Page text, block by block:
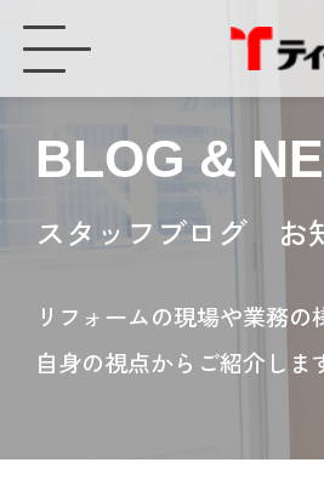
BLOG &
スタッフブログ お
リフォームの現場や業務の
自身の視点からご紹介しま